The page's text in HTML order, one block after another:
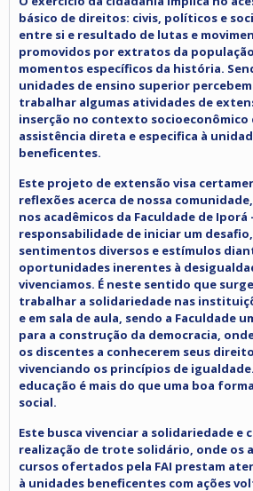
básico de direitos: civis, políticos e
entre si e resultado de lutas e
promovidos por extratos da
momentos específicos da história.
unidades de ensino superior percebem
trabalhar algumas atividades de
inserção no contexto socioeconômico
assistência direta e especifica à
beneficentes.
Este projeto de extensão visa
reflexões acerca de nossa
nos acadêmicos da Faculdade de Iporá
responsabilidade de iniciar um
sentimentos diversos e estímulos
oportunidades inerentes à
vivenciamos. É neste sentido que
trabalhar a solidariedade nas
e em sala de aula, sendo a Faculdade
para a construção da democracia,
os discentes a conhecerem seus
vivenciando os princípios de
educação é mais do que uma boa
social.
Este busca vivenciar a solidariedade e
realização de trote solidário, onde os
cursos ofertados pela FAI prestam
à unidades beneficentes com ações